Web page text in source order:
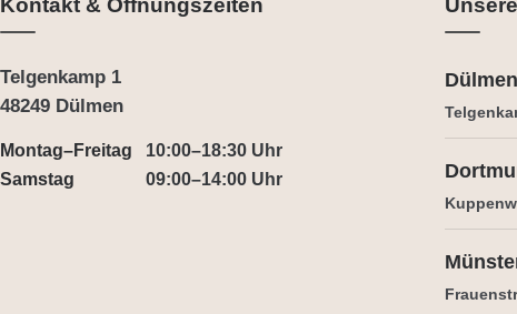
Kontakt & Öffnungszeiten
Telgenkamp 1
48249 Dülmen
Montag–Freitag
10:00–18:30 Uhr
Samstag
09:00–14:00 Uhr
Dülmen